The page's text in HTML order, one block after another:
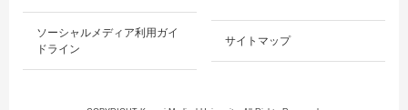
ソーシャルメディア利用ガイ
ドライン
サイトマップ